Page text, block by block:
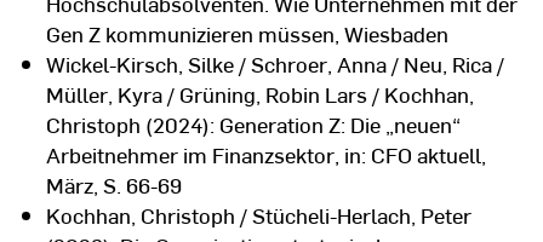
Gen Z kommunizieren müssen, Wiesbaden
Wickel-Kirsch, Silke / Schroer, Anna / Neu, Rica /
Müller, Kyra / Grüning, Robin Lars / Kochhan,
Christoph (2024): Generation Z: Die „neuen“
Arbeitnehmer im Finanzsektor, in: CFO aktuell,
März, S. 66-69
Kochhan, Christoph / Stücheli-Herlach, Peter